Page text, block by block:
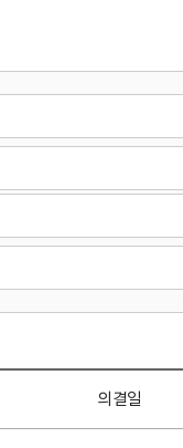
의결일